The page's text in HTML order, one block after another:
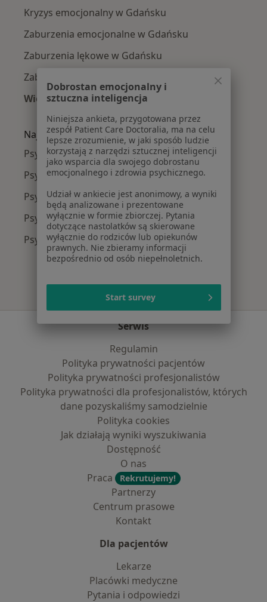
Kryzys emocjonalny w Gdańsku
Zaburzenia emocjonalne w Gdańsku
Zaburzenia lękowe w Gdańsku
Zaburzenia nastroju w Gdańsku
Więcej (15)
Więcej w kategorii: Najczęście leczone
Najpopularniejsze ubezpieczenia
Psycholodzy z Medicover w Gdańsku
Psycholodzy z POLMED w Gdańsku
Psycholodzy z Signal Iduna w Gdańsku
Psycholodzy z JP MEDICA w Gdańsku
Psycholodzy z Enel-med w Gdańsku
Serwis
Regulamin
Polityka prywatności pacjentów
Polityka prywatności profesjonalistów
Polityka prywatności dla profesjonalistów, których
dane pozyskaliśmy samodzielnie
Polityka cookies
Jak działają wyniki wyszukiwania
Dostępność
O nas
Praca
Rekrutujemy!
Partnerzy
Centrum prasowe
Kontakt
Dla pacjentów
Lekarze
Placówki medyczne
Pytania i odpowiedzi
Dobrostan emocjonalny i
sztuczna inteligencja
Niniejsza ankieta, przygotowana przez
zespół Patient Care Doctoralia, ma na celu
lepsze zrozumienie, w jaki sposób ludzie
korzystają z narzędzi sztucznej inteligencji
jako wsparcia dla swojego dobrostanu
emocjonalnego i zdrowia psychicznego.
Udział w ankiecie jest anonimowy, a wyniki
będą analizowane i prezentowane
wyłącznie w formie zbiorczej. Pytania
dotyczące nastolatków są skierowane
wyłącznie do rodziców lub opiekunów
prawnych. Nie zbieramy informacji
bezpośrednio od osób niepełnoletnich.
Start survey